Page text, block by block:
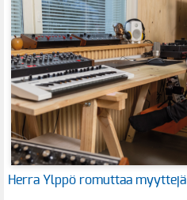
Herra Ylppö romuttaa myyttejä